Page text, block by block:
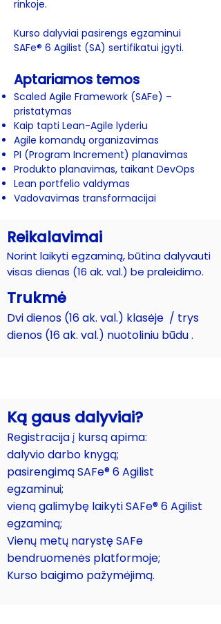
rinkoje.
Kurso dalyviai pasirengs egzaminui
SAFe® 6 Agilist (SA) sertifikatui įgyti.
Aptariamos temos
Scaled Agile Framework (SAFe) –
pristatymas
Kaip tapti Lean-Agile lyderiu
Agile komandų organizavimas
PI (Program Increment) planavimas
Produkto planavimas, taikant DevOps
Lean portfelio valdymas
Vadovavimas transformacijai
Reikalavimai
Norint laikyti egzaminą, būtina dalyvauti
visas dienas (16 ak. val.) be praleidimo.
Trukmė
Dvi dienos (16 ak. val.) klasėje / trys
dienos (16 ak. val.) nuotoliniu būdu .
Ką gaus dalyviai?
Registracija į kursą apima:​
dalyvio darbo knygą;
pasirengimą SAFe® 6 Agilist
egzaminui;
vieną galimybę laikyti SAFe® 6 Agilist
egzaminą;
Vienų metų narystę SAFe
bendruomenės platformoje;
Kurso baigimo pažymėjimą.